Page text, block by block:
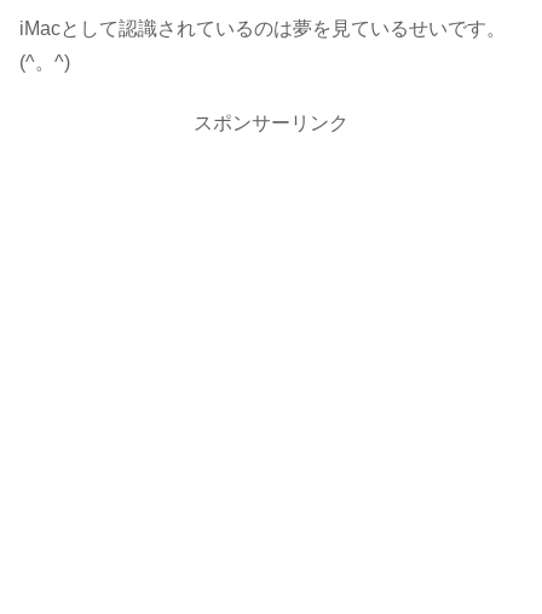
iMacとして認識されているのは夢を見ているせいです。
(^。^)
スポンサーリンク